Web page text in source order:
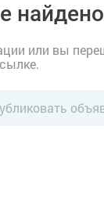
найдено
или вы